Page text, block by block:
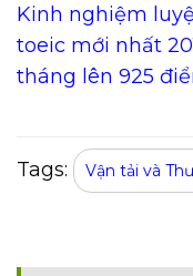
Kinh nghiệm
toeic mới nhất
tháng lên 925
Tags: Vận tải và